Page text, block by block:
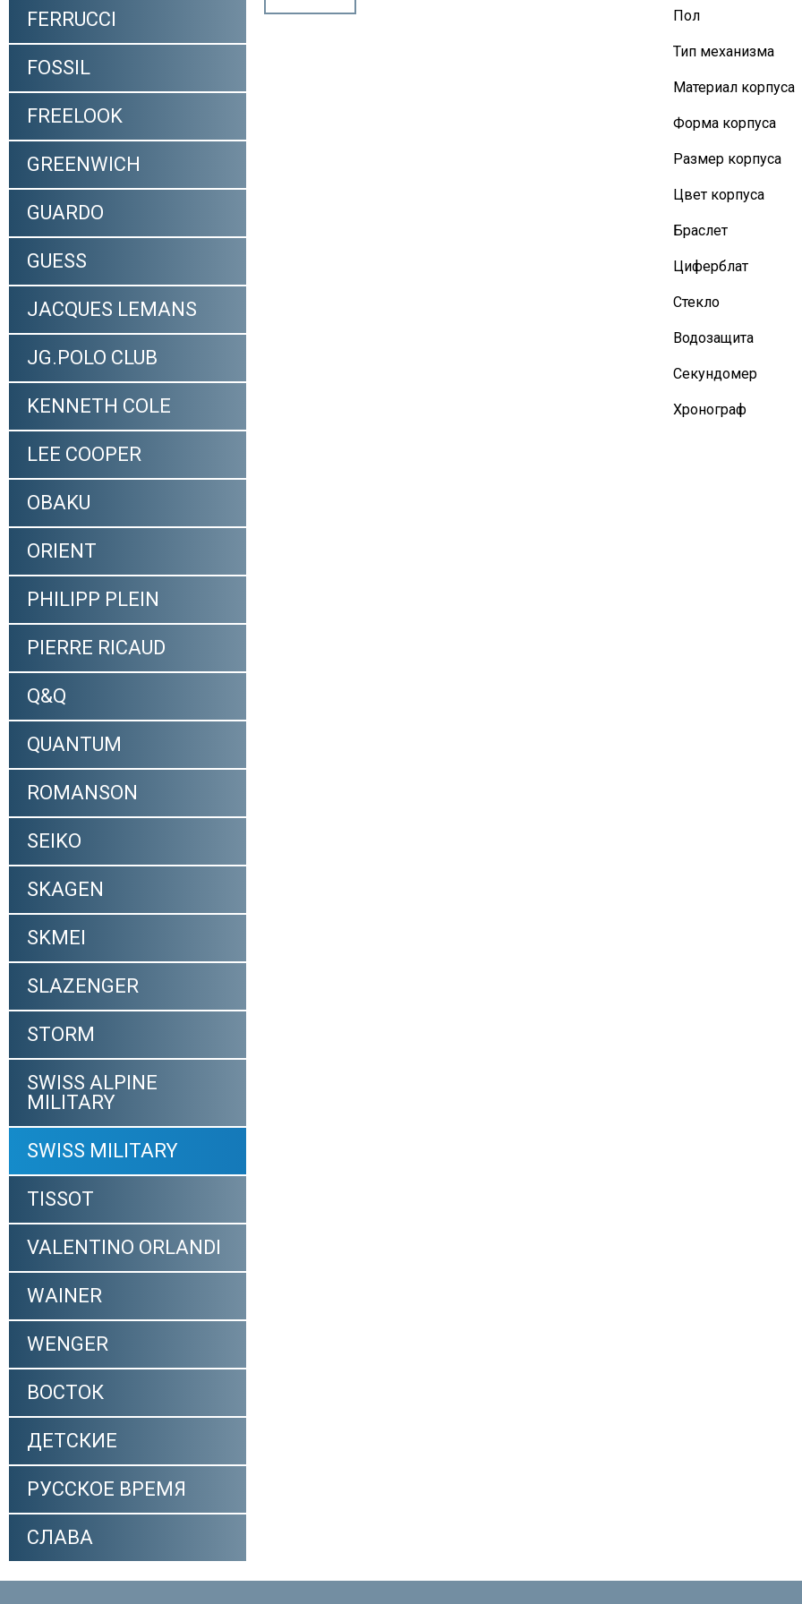
FERRUCCI
FOSSIL
FREELOOK
GREENWICH
GUARDO
GUESS
JACQUES LEMANS
JG.POLO CLUB
KENNETH COLE
LEE COOPER
OBAKU
ORIENT
PHILIPP PLEIN
PIERRE RICAUD
Q&Q
QUANTUM
ROMANSON
SEIKO
SKAGEN
SKMEI
SLAZENGER
STORM
SWISS ALPINE
MILITARY
SWISS MILITARY
TISSOT
VALENTINO ORLANDI
WAINER
WENGER
ВОСТОК
ДЕТСКИЕ
РУССКОЕ ВРЕМЯ
СЛАВА
Пол
Тип механизма
Материал корпуса
Форма корпуса
Размер корпуса
Цвет корпуса
Браслет
Циферблат
Стекло
Водозащита
Секундомер
Хронограф